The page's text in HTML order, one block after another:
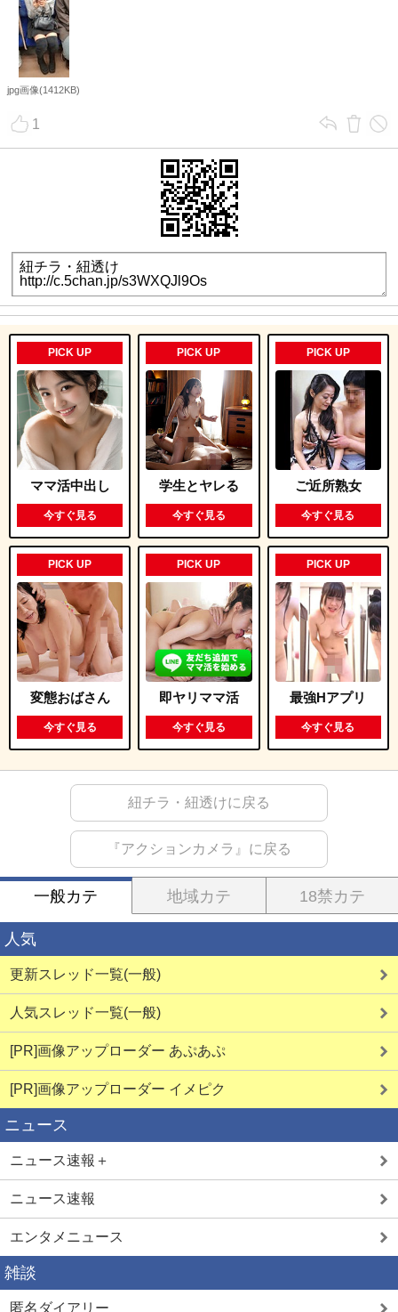
jpg画像(1412KB)
1
PICK UP
ママ活中出し
今すぐ見る
PICK UP
学生とヤレる
今すぐ見る
PICK UP
ご近所熟女
今すぐ見る
PICK UP
変態おばさん
今すぐ見る
PICK UP
即ヤリママ活
今すぐ見る
PICK UP
最強Hアプリ
今すぐ見る
紐チラ・紐透けに戻る
『アクションカメラ』に戻る
一般カテ 地域カテ 18禁カテ
人気
更新スレッド一覧(一般)
人気スレッド一覧(一般)
[PR]画像アップローダー あぷあぷ
[PR]画像アップローダー イメピク
ニュース
ニュース速報＋
ニュース速報
エンタメニュース
雑談
匿名ダイアリー